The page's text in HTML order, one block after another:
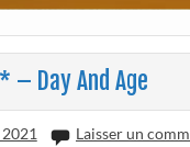
– Day And Age
Laisser un